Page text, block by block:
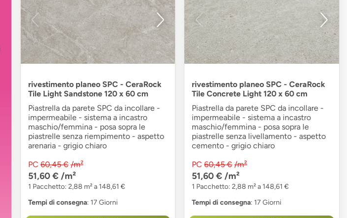
rivestimento planeo SPC - CeraRock
Tile Light Sandstone 120 x 60 cm
Piastrella da parete SPC da incollare -
impermeabile - sistema a incastro
maschio/femmina - posa sopra le
piastrelle senza riempimento - aspetto
arenaria - grigio chiaro
PC 60,45 € /m²
51,60 € /m²
1 Pacchetto: 2,88 m² a 148,61 €
Tempi di consegna: 17 Giorni
rivestimento planeo SPC - CeraRock
Tile Concrete Light 120 x 60 cm
Piastrella da parete SPC da incollare -
impermeabile - sistema a incastro
maschio/femmina - posa sopra le
piastrelle senza livellamento - aspetto
cemento - grigio chiaro
PC 60,45 € /m²
51,60 € /m²
1 Pacchetto: 2,88 m² a 148,61 €
Tempi di consegna: 17 Giorni